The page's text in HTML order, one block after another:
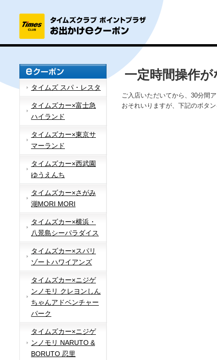
タイムズ スパ・レスタ
タイムズカー×富士急
ハイランド
タイムズカー×東京サ
マーランド
タイムズカー×西武園
ゆうえんち
タイムズカー×さがみ
湖MORI MORI
タイムズカー×横浜・
八景島シーパラダイス
タイムズカー×スパリ
ゾートハワイアンズ
タイムズカー×ニジゲ
ンノモリ クレヨンしん
ちゃんアドベンチャー
パーク
タイムズカー×ニジゲ
ンノモリ NARUTO &
BORUTO 忍里
一定時間操作
ご入店いただいてから、30分間
おそれいりますが、下記のボタ